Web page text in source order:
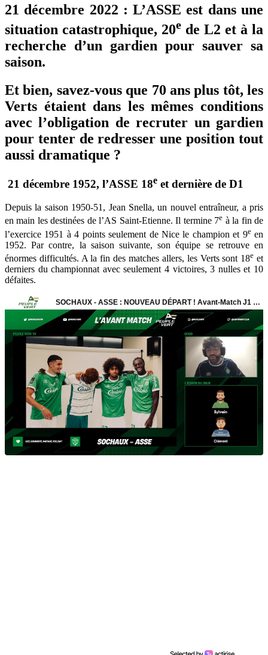
21 décembre 2022 : L’ASSE est dans une
situation catastrophique, 20e de L2 et à la
recherche d’un gardien pour sauver sa
saison.
Et bien, savez-vous que 70 ans plus tôt, les
Verts étaient dans les mêmes conditions
avec l’obligation de recruter un gardien
pour tenter de redresser une position tout
aussi dramatique ?
21 décembre 1952, l’ASSE 18e et dernière de D1
Depuis la saison 1950-51, Jean Snella, un nouvel entraîneur, a pris
en main les destinées de l’AS Saint-Etienne. Il termine 7e à la fin de
l’exercice 1951 à 4 points seulement de Nice le champion et 9een
1952. Par contre, la saison suivante, son équipe se retrouve en
énormes difficultés. A la fin des matches allers, les Verts sont 18e et
derniers du championnat avec seulement 4 victoires, 3 nulles et 10
défaites.